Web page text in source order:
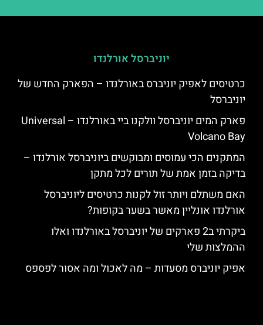
יוניברסל אורלנדו
כרטיסים לאפיק יוניברס באורלנדו – הפארק החדש של
יוניברסל
פארק המים יוניברסל וולקנו ביי באורלנדו – Universal
Volcano Bay
המתקנים הכי עמוסים ומבוקשים ביוניברסל אורלנדו –
בדיקה בזמן אמת של תורים לכל מתקן
האם משתלם ויותר זול לקנות כרטיסים ליוניברסל
אורלנדו אונליין מאשר בשער בקופות?
ביקרתי ב2 פארקים של יוניברסל באורלנדו ואלו
ההמלצות שלי
אפיק יוניברס מסעדות – מה לאכול ומה אסור לפספס